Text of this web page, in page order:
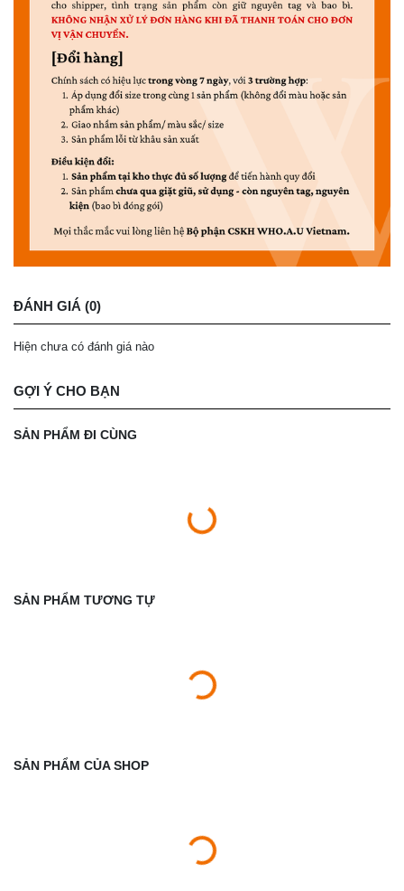
ĐÁNH GIÁ (0)
Hiện chưa có đánh giá nào
GỢI Ý CHO BẠN
SẢN PHẨM ĐI CÙNG
SẢN PHẨM TƯƠNG TỰ
SẢN PHẨM CỦA SHOP